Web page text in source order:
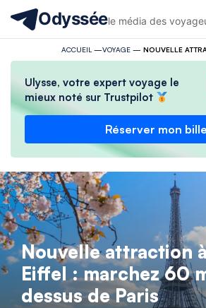
Odysséele média des
ACCUEIL —VOYAGE—
Ulysse, votre expert voyage le
mieux noté sur Trustpilot
Réserver mon
Nouvelle attraction
Eiffel : marchez 60
dessus de Paris